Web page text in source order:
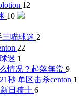
12
10
三喵球迷 2
22
迷 1
情况？ 起落無常 9
秒 单区击杀centon 1
新日骑士 6